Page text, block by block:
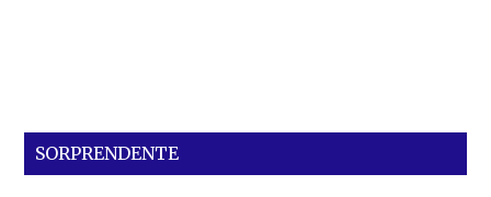
SORPRENDENTE